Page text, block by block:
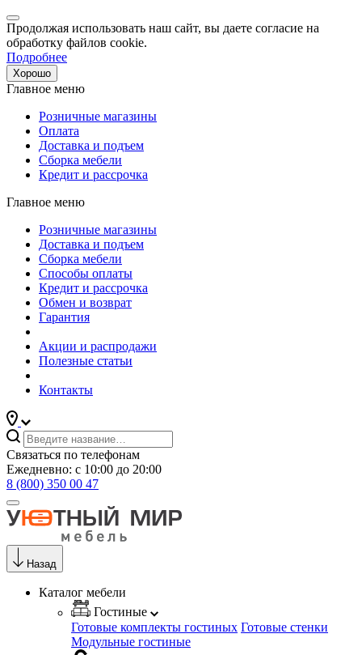
Продолжая использовать наш сайт, вы даете согласие на
обработку файлов cookie.
Подробнее
Хорошо
Главное меню
Розничные магазины
Оплата
Доставка и подъем
Сборка мебели
Кредит и рассрочка
Главное меню
Розничные магазины
Доставка и подъем
Сборка мебели
Способы оплаты
Кредит и рассрочка
Обмен и возврат
Гарантия
Акции и распродажи
Полезные статьи
Контакты
Связаться по телефонам
Ежедневно: с 10:00 до 20:00
8 (800) 350 00 47
Назад
Каталог мебели
Гостиные
Готовые комплекты гостиных Готовые стенки
Модульные гостиные